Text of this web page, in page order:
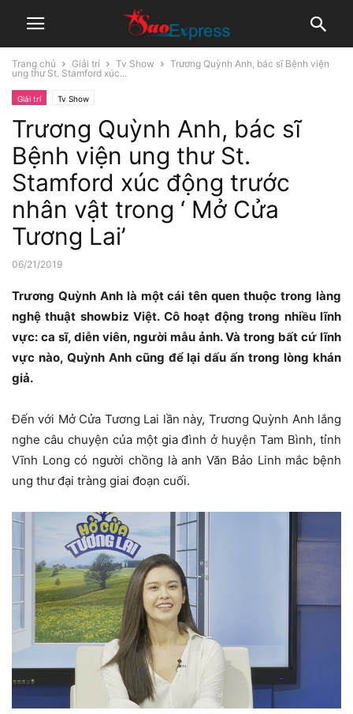
Trang chủ Giải trí Tv Show
Trương Quỳnh Anh, bác sĩ Bệnh viện
ung thư St. Stamford xúc...
Giải trí Tv Show
Trương Quỳnh Anh, bác sĩ
Bệnh viện ung thư St.
Stamford xúc động trước
nhân vật trong ‘ Mở Cửa
Tương Lai’
06/21/2019
Trương Quỳnh Anh là một cái tên quen thuộc trong làng
nghệ thuật showbiz Việt. Cô hoạt động trong nhiều lĩnh
vực: ca sĩ, diễn viên, người mẫu ảnh. Và trong bất cứ lĩnh
vực nào, Quỳnh Anh cũng để lại dấu ấn trong lòng khán
giả.
Đến với Mở Cửa Tương Lai lần này, Trương Quỳnh Anh lắng
nghe câu chuyện của một gia đình ở huyện Tam Bình, tỉnh
Vĩnh Long có người chồng là anh Văn Bảo Linh mắc bệnh
ung thư đại tràng giai đoạn cuối.